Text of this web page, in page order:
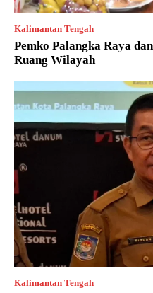
Kalimantan Tengah
Pemko Palangka Raya
Ruang Wilayah
Kalimantan Tengah